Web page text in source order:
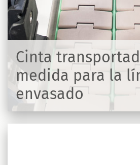
Cinta
medida para la
envasado